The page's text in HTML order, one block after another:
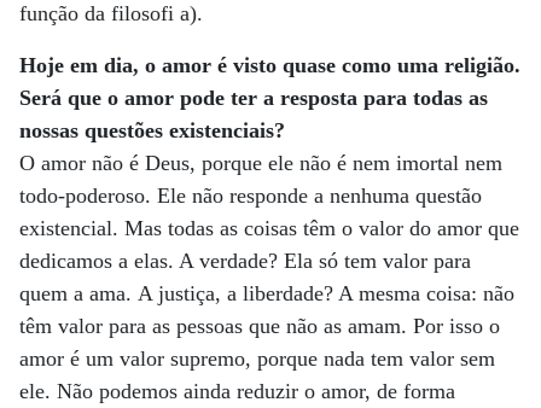
função da filosofi a).
Hoje em dia, o amor é visto quase como uma religião.
Será que o amor pode ter a resposta para todas as
nossas questões existenciais?
O amor não é Deus, porque ele não é nem imortal nem
todo-poderoso. Ele não responde a nenhuma questão
existencial. Mas todas as coisas têm o valor do amor que
dedicamos a elas. A verdade? Ela só tem valor para
quem a ama. A justiça, a liberdade? A mesma coisa: não
têm valor para as pessoas que não as amam. Por isso o
amor é um valor supremo, porque nada tem valor sem
ele. Não podemos ainda reduzir o amor, de forma